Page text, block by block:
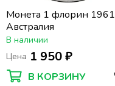
Монета 1 флорин 1961
Австралия
В наличии
Цена 1 950 ₽
В КОРЗИНУ